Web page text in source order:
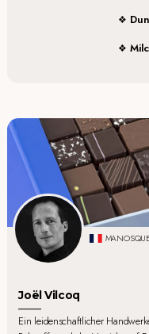
Joël Vilcoq
Ein leidenschaftlicher